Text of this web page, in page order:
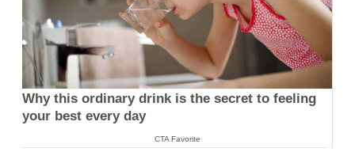
Why this ordinary drink is the secret to feeling
your best every day
CTA Favorite